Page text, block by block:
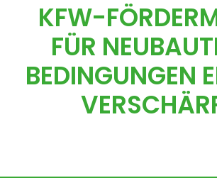
KFW-
FÜR
BEDINGUNGEN